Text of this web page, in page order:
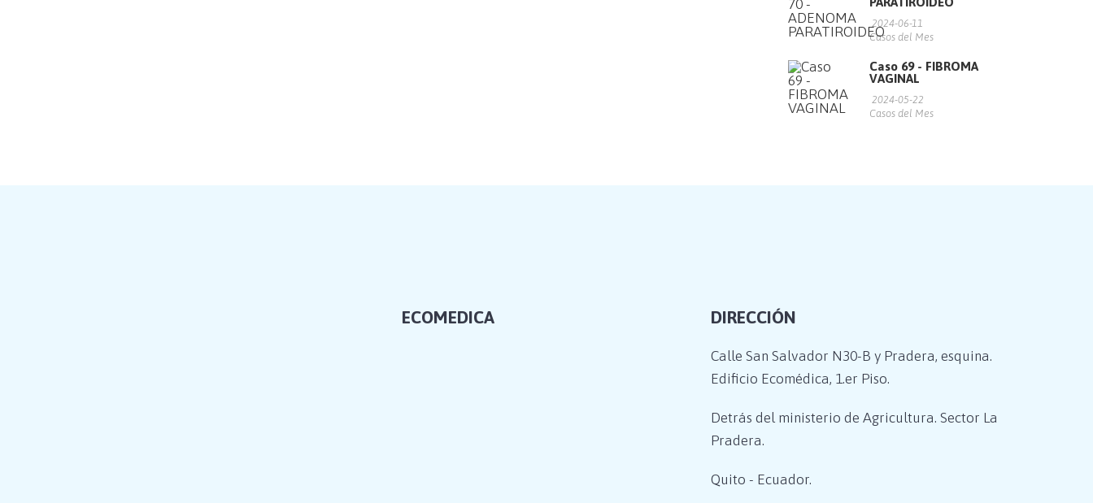
2024-06-11
Casos del Mes
Caso 69 - FIBROMA
VAGINAL
2024-05-22
Casos del Mes
ECOMEDICA DIRECCIÓN
Calle San Salvador N30-B y Pradera, esquina.
Edificio Ecomédica, 1.er Piso.
Detrás del ministerio de Agricultura. Sector La
Pradera.
Quito - Ecuador.